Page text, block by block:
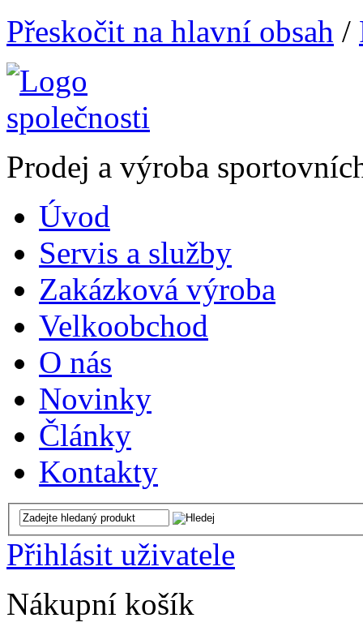
Přeskočit na hlavní obsah /
Prodej a výroba
Úvod
Servis a služby
Zakázková výroba
Velkoobchod
O nás
Novinky
Články
Kontakty
Přihlásit uživatele
Nákupní košík